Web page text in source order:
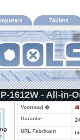
Tablets
1612W - All-in-
Voorraad �
Garantie
URL Fabrikant